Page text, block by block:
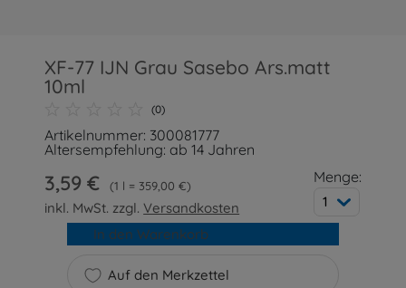
XF-77 IJN Grau Sasebo Ars.matt
10ml
(0)
Artikelnummer: 300081777
Altersempfehlung: ab 14 Jahren
3,59 € 1 l = 359,00 €
inkl. MwSt. zzgl.Versandkosten
Menge:
1
Auf den Merkzettel
In den Warenkorb